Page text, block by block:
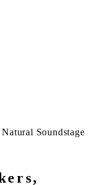
Soundstage